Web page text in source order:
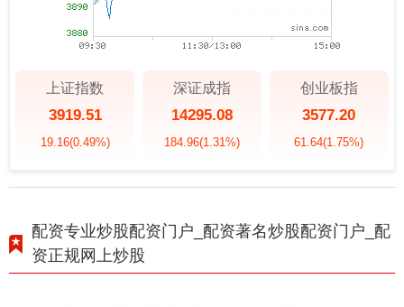
上证指数
3919.51
19.16(0.49%)
深证成指
14295.08
184.96(1.31%)
创业板指
3577.20
61.64(1.75%)
配资专业炒股配资门户_配资著名炒股配资门户_配
资正规网上炒股